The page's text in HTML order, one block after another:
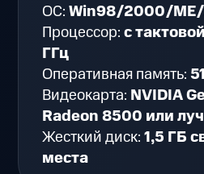
ОС:Win98/2000/ME/
Процессор:с
ГГц
Оперативная память:
Видеокарта: NVIDIA
Radeon 8500 или
Жесткий диск:1,5 ГБ
места